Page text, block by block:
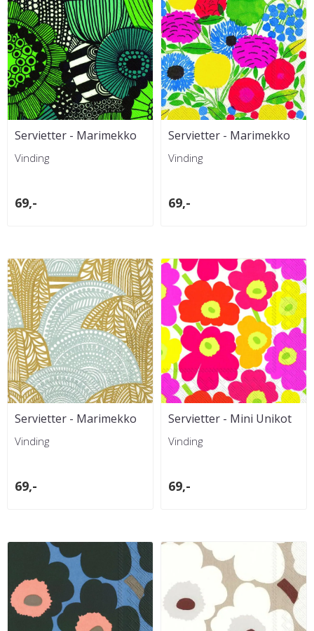
Servietter - Marimekko
Siirtolapuutarha lunch
Vinding
69,-
Servietter - Marimekko
Sitruunapuu pink lunch
Vinding
69,-
Servietter - Marimekko
Vuorilaakso Gold Sil
Vinding
69,-
Servietter - Mini Unikot
Vinding
69,-